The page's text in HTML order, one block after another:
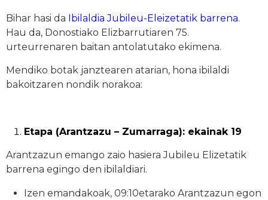
Bihar hasi da Ibilaldia Jubileu-Eleizetatik barrena.
Hau da, Donostiako Elizbarrutiaren 75.
urteurrenaren baitan antolatutako ekimena.
Mendiko botak janztearen atarian, hona ibilaldi
bakoitzaren nondik norakoa:
Etapa (Arantzazu – Zumarraga): ekainak 19
Arantzazun emango zaio hasiera Jubileu Elizetatik
barrena egingo den ibilaldiari.
Izen emandakoak, 09:10etarako Arantzazun egon